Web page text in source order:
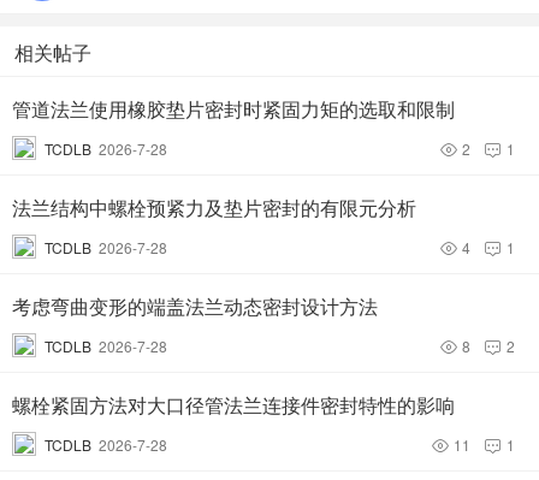
相关帖子
管道法兰使用橡胶垫片密封时紧固力矩的选取和限制
TCDLB 2026-7-28  1
 2
法兰结构中螺栓预紧力及垫片密封的有限元分析
TCDLB 2026-7-28  1
 4
考虑弯曲变形的端盖法兰动态密封设计方法
TCDLB 2026-7-28  2
 8
螺栓紧固方法对大口径管法兰连接件密封特性的影响
TCDLB 2026-7-28  1
 11